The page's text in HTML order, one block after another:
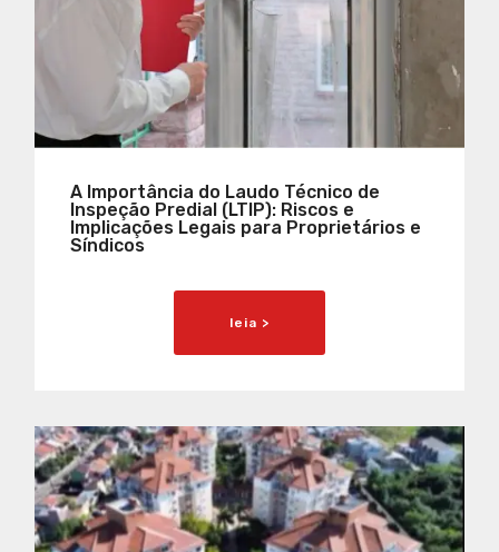
A Importância do Laudo Técnico de
Inspeção Predial (LTIP): Riscos e
Implicações Legais para Proprietários e
Síndicos
leia >